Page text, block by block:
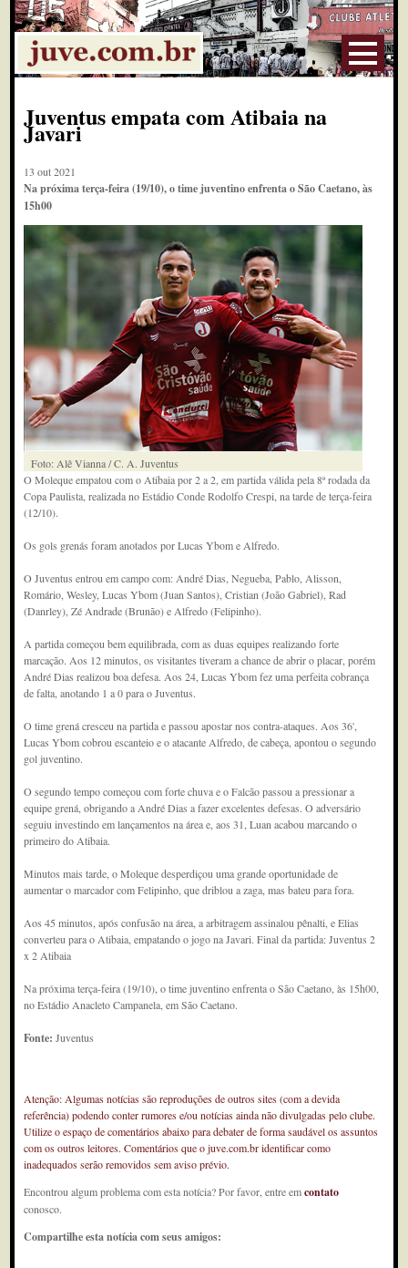
Juventus empata com Atibaia na
Javari
13 out 2021
Na próxima terça-feira (19/10), o time juventino enfrenta o São Caetano, às
15h00
Foto: Alê Vianna / C. A. Juventus
O Moleque empatou com o Atibaia por 2 a 2, em partida válida pela 8ª rodada da
Copa Paulista, realizada no Estádio Conde Rodolfo Crespi, na tarde de terça-feira
(12/10).
Os gols grenás foram anotados por Lucas Ybom e Alfredo.
O Juventus entrou em campo com: André Dias, Negueba, Pablo, Alisson,
Romário, Wesley, Lucas Ybom (Juan Santos), Cristian (João Gabriel), Rad
(Danrley), Zé Andrade (Brunão) e Alfredo (Felipinho).
A partida começou bem equilibrada, com as duas equipes realizando forte
marcação. Aos 12 minutos, os visitantes tiveram a chance de abrir o placar, porém
André Dias realizou boa defesa. Aos 24, Lucas Ybom fez uma perfeita cobrança
de falta, anotando 1 a 0 para o Juventus.
O time grená cresceu na partida e passou apostar nos contra-ataques. Aos 36',
Lucas Ybom cobrou escanteio e o atacante Alfredo, de cabeça, apontou o segundo
gol juventino.
O segundo tempo começou com forte chuva e o Falcão passou a pressionar a
equipe grená, obrigando a André Dias a fazer excelentes defesas. O adversário
seguiu investindo em lançamentos na área e, aos 31, Luan acabou marcando o
primeiro do Atibaia.
Minutos mais tarde, o Moleque desperdiçou uma grande oportunidade de
aumentar o marcador com Felipinho, que driblou a zaga, mas bateu para fora.
Aos 45 minutos, após confusão na área, a arbitragem assinalou pênalti, e Elias
converteu para o Atibaia, empatando o jogo na Javari. Final da partida: Juventus 2
x 2 Atibaia
Na próxima terça-feira (19/10), o time juventino enfrenta o São Caetano, às 15h00,
no Estádio Anacleto Campanela, em São Caetano.
Fonte:Juventus
Atenção: Algumas notícias são reproduções de outros sites (com a devida
referência) podendo conter rumores e/ou notícias ainda não divulgadas pelo clube.
Utilize o espaço de comentários abaixo para debater de forma saudável os assuntos
com os outros leitores. Comentários que o juve.com.br identificar como
inadequados serão removidos sem aviso prévio.
Encontrou algum problema com esta notícia? Por favor, entre emcontato
conosco.
Compartilhe esta notícia com seus amigos: